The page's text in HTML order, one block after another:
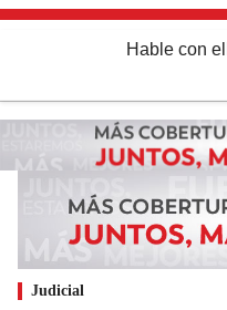
Hable con el
Judicial